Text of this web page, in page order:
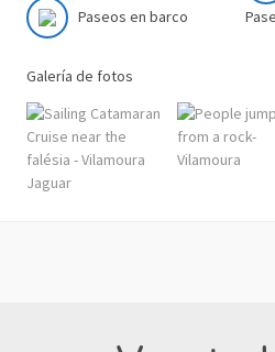
Paseos en barco
Galería de fotos